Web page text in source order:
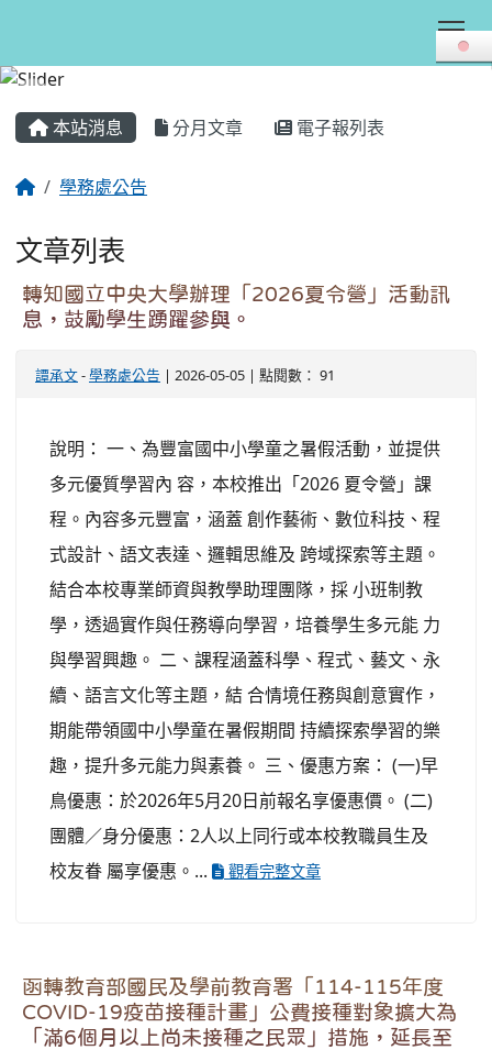
本站消息 分月文章 電子報列表
學務處公告
文章列表
轉知國立中央大學辦理「2026夏令營」活動訊
息，鼓勵學生踴躍參與。
譚承文-學務處公告 | 2026-05-05 | 點閱數： 91
說明： 一、為豐富國中小學童之暑假活動，並提供
多元優質學習內 容，本校推出「2026 夏令營」課
程。內容多元豐富，涵蓋 創作藝術、數位科技、程
式設計、語文表達、邏輯思維及 跨域探索等主題。
結合本校專業師資與教學助理團隊，採 小班制教
學，透過實作與任務導向學習，培養學生多元能 力
與學習興趣。 二、課程涵蓋科學、程式、藝文、永
續、語言文化等主題，結 合情境任務與創意實作，
期能帶領國中小學童在暑假期間 持續探索學習的樂
趣，提升多元能力與素養。 三、優惠方案： (一)早
鳥優惠：於2026年5月20日前報名享優惠價。 (二)
團體／身分優惠：2人以上同行或本校教職員生及
校友眷 屬享優惠。...
觀看完整文章
函轉教育部國民及學前教育署「114-115年度
COVID-19疫苗接種計畫」公費接種對象擴大為
「滿6個月以上尚未接種之民眾」措施，延長至